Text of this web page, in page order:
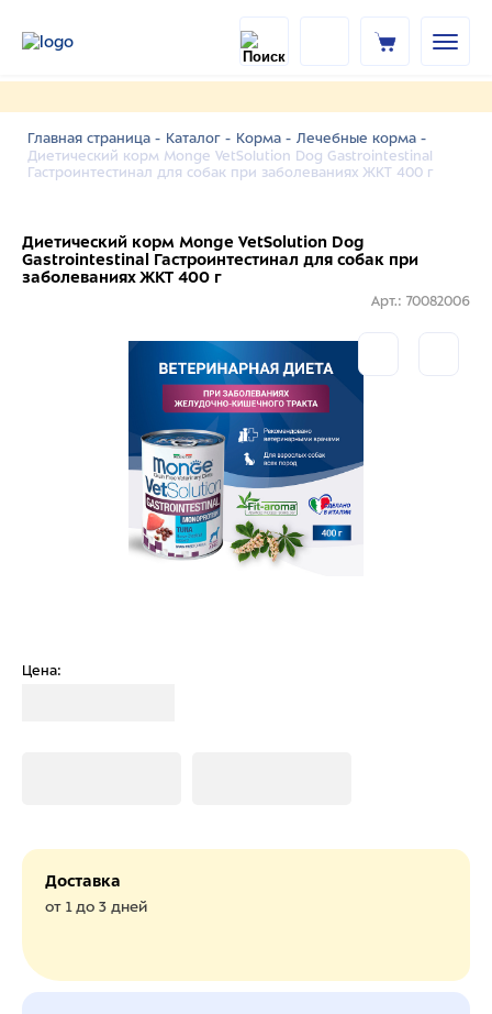
Главная страница - Каталог - Корма - Лечебные корма -
Диетический корм Monge VetSolution Dog Gastrointestinal
Гастроинтестинал для собак при заболеваниях ЖКТ 400 г
Диетический корм Monge VetSolution Dog
Gastrointestinal Гастроинтестинал для собак при
заболеваниях ЖКТ 400 г
Арт.: 70082006
Цена:
Доставка
от 1 до 3 дней